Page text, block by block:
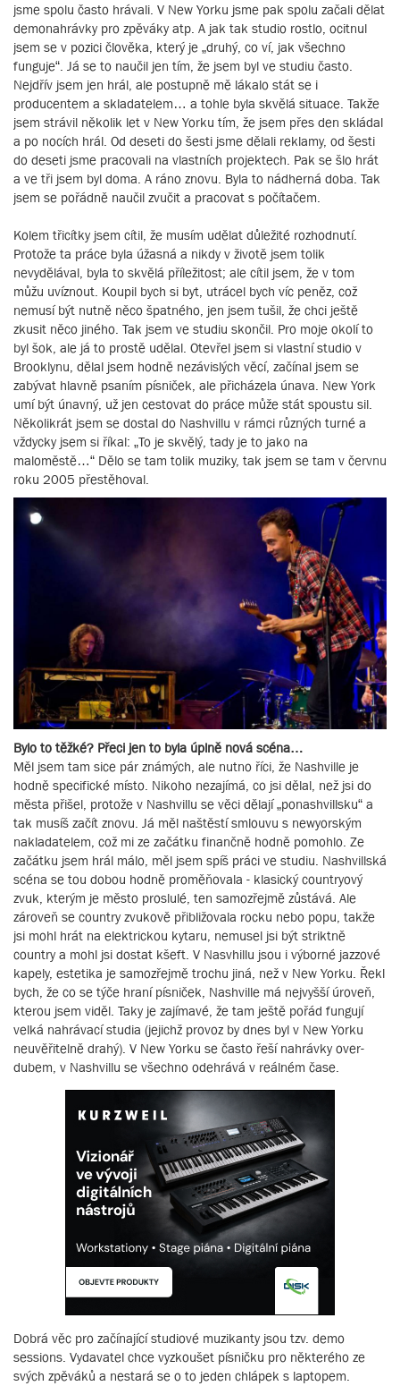
jsme spolu často hrávali. V New Yorku jsme pak spolu začali dělat
demonahrávky pro zpěváky atp. A jak tak studio rostlo, ocitnul
jsem se v pozici člověka, který je „druhý, co ví, jak všechno
funguje“. Já se to naučil jen tím, že jsem byl ve studiu často.
Nejdřív jsem jen hrál, ale postupně mě lákalo stát se i
producentem a skladatelem… a tohle byla skvělá situace. Takže
jsem strávil několik let v New Yorku tím, že jsem přes den skládal
a po nocích hrál. Od deseti do šesti jsme dělali reklamy, od šesti
do deseti jsme pracovali na vlastních projektech. Pak se šlo hrát
a ve tři jsem byl doma. A ráno znovu. Byla to nádherná doba. Tak
jsem se pořádně naučil zvučit a pracovat s počítačem.
Kolem třicítky jsem cítil, že musím udělat důležité rozhodnutí.
Protože ta práce byla úžasná a nikdy v životě jsem tolik
nevydělával, byla to skvělá příležitost; ale cítil jsem, že v tom
můžu uvíznout. Koupil bych si byt, utrácel bych víc peněz, což
nemusí být nutně něco špatného, jen jsem tušil, že chci ještě
zkusit něco jiného. Tak jsem ve studiu skončil. Pro moje okolí to
byl šok, ale já to prostě udělal. Otevřel jsem si vlastní studio v
Brooklynu, dělal jsem hodně nezávislých věcí, začínal jsem se
zabývat hlavně psaním písniček, ale přicházela únava. New York
umí být únavný, už jen cestovat do práce může stát spoustu sil.
Několikrát jsem se dostal do Nashvillu v rámci různých turné a
vždycky jsem si říkal: „To je skvělý, tady je to jako na
maloměstě…“ Dělo se tam tolik muziky, tak jsem se tam v červnu
roku 2005 přestěhoval.
Bylo to těžké? Přeci jen to byla úplně nová scéna…
Měl jsem tam sice pár známých, ale nutno říci, že Nashville je
hodně specifické místo. Nikoho nezajímá, co jsi dělal, než jsi do
města přišel, protože v Nashvillu se věci dělají „ponashvillsku“ a
tak musíš začít znovu. Já měl naštěstí smlouvu s newyorským
nakladatelem, což mi ze začátku finančně hodně pomohlo. Ze
začátku jsem hrál málo, měl jsem spíš práci ve studiu. Nashvillská
scéna se tou dobou hodně proměňovala - klasický countryový
zvuk, kterým je město proslulé, ten samozřejmě zůstává. Ale
zároveň se country zvukově přibližovala rocku nebo popu, takže
jsi mohl hrát na elektrickou kytaru, nemusel jsi být striktně
country a mohl jsi dostat kšeft. V Nasvhillu jsou i výborné jazzové
kapely, estetika je samozřejmě trochu jiná, než v New Yorku. Řekl
bych, že co se týče hraní písniček, Nashville má nejvyšší úroveň,
kterou jsem viděl. Taky je zajímavé, že tam ještě pořád fungují
velká nahrávací studia (jejichž provoz by dnes byl v New Yorku
neuvěřitelně drahý). V New Yorku se často řeší nahrávky over-
dubem, v Nashvillu se všechno odehrává v reálném čase.
Dobrá věc pro začínající studiové muzikanty jsou tzv. demo
sessions. Vydavatel chce vyzkoušet písničku pro některého ze
svých zpěváků a nestará se o to jeden chlápek s laptopem.